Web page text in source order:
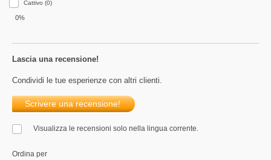
Сattivo (0)
0%
Lascia una recensione!
Condividi le tue esperienze con altri clienti.
Scrivere una recensione!
Visualizza le recensioni solo nella lingua corrente.
Ordina per